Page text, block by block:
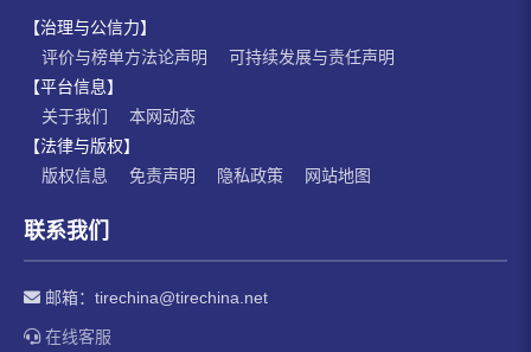
【治理与公信力】
评价与榜单方法论声明
可持续发展与责任声明
【平台信息】
关于我们
本网动态
【法律与版权】
版权信息
免责声明 隐私政策 网站地图
联系我们
邮箱： tirechina@tirechina.net
在线客服